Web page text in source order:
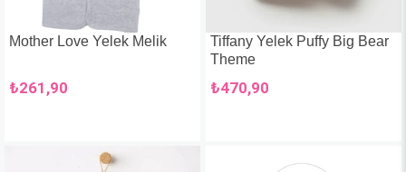
Mother Love Yelek Melik
₺261,90
Tiffany Yelek Puffy Big Bear
Theme
₺470,90